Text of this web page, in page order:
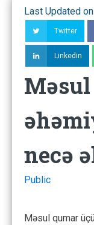
Last Updated
Twitter
Linkedin
necə
Public
Məsul qumar